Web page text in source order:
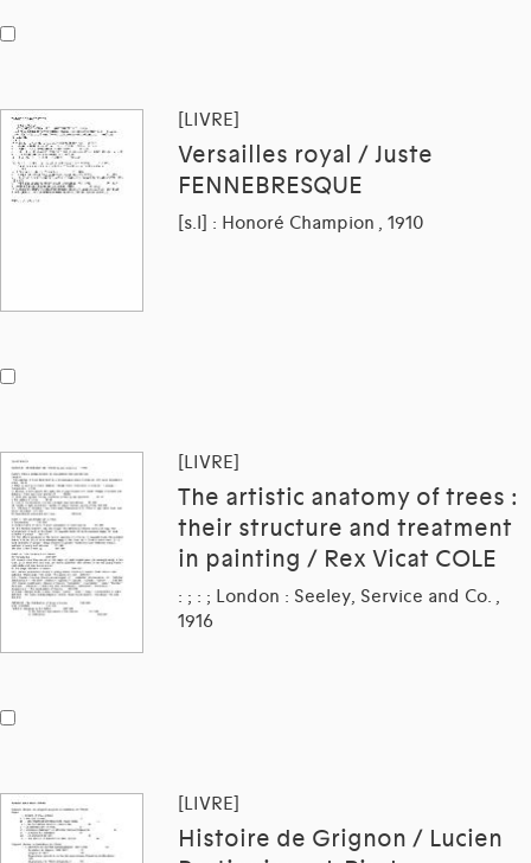
[LIVRE]
Versailles royal / Juste
FENNEBRESQUE
[s.l] : Honoré Champion , 1910
[LIVRE]
The artistic anatomy of trees :
their structure and treatment
in painting / Rex Vicat COLE
: ; : ; London : Seeley, Service and Co. ,
1916
[LIVRE]
Histoire de Grignon / Lucien